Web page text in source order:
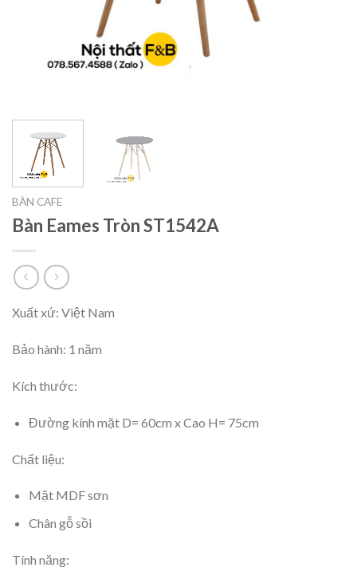
BÀN CAFE
Bàn Eames Tròn ST1542A
Xuất xứ: Việt Nam
Bảo hành: 1 năm
Kích thước:
Đường kính mặt D= 60cm x Cao H= 75cm
Chất liệu:
Mặt MDF sơn
Chân gỗ sồi
Tính năng: